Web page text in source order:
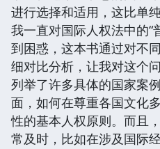
进行选择和适用，这比单
我一直对国际人权法中的“
到困惑，这本书通过对不
细对比分析，让我对这个
列举了许多具体的国家案
面，如何在尊重各国文化
性的基本人权原则。而且
常及时，比如在涉及国际